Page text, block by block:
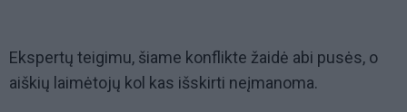
Ekspertų teigimu, šiame konflikte žaidė abi pusės, o
aiškių laimėtojų kol kas išskirti neįmanoma.